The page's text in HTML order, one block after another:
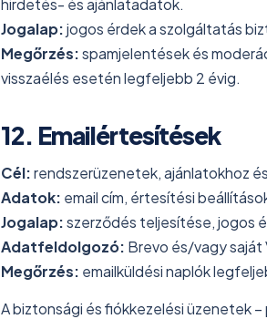
hirdetés- és ajánlatadatok.
Jogalap:jogos érdek a szolgáltatás
Megőrzés:spamjelentések és
visszaélés esetén legfeljebb 2 évig.
12. Emailértesítések
Cél:rendszerüzenetek, ajánlatokhoz
Adatok: email cím, értesítési
Jogalap:szerződés teljesítése, jogos
Adatfeldolgozó: Brevo és/vagy saját
Megőrzés: emailküldési naplók
A biztonsági és fiókkezelési üzenetek